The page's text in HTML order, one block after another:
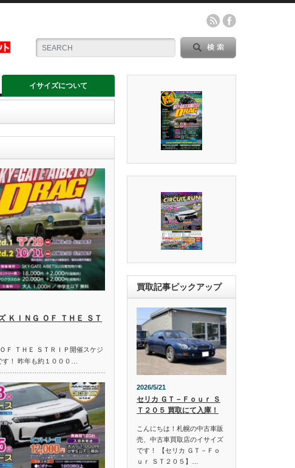
イサイズについて
ＫＩＮＧ ＯＦ ＴＨＥ ＳＴ
Ｆ ＴＨＥ ＳＴＲＩＰ開催スケジ
す！ 昨年も約１０００…
買取記事ピックアップ
2026/5/21
セリカ ＧＴ－Ｆｏｕｒ Ｓ
Ｔ２０５ 買取にて入庫！
こんにちは！札幌の中古車販
売、中古車買取店のイサイズ
です！ 【セリカ ＧＴ－Ｆｏ
ｕｒ ＳＴ２０５】…